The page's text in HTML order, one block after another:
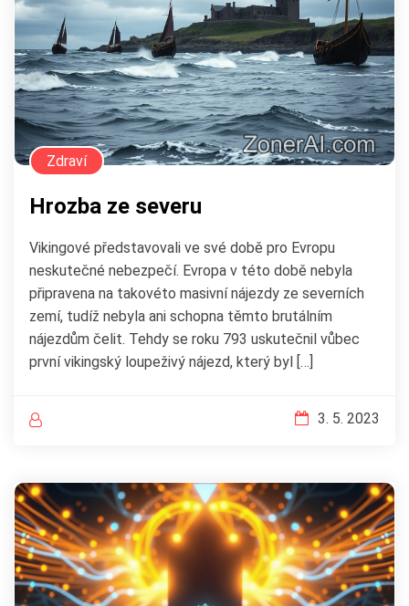
Zdraví
Hrozba ze severu
Vikingové představovali ve své době pro Evropu
neskutečné nebezpečí. Evropa v této době nebyla
připravena na takovéto masivní nájezdy ze severních
zemí, tudíž nebyla ani schopna těmto brutálním
nájezdům čelit. Tehdy se roku 793 uskutečnil vůbec
první vikingský loupeživý nájezd, který byl […]
3. 5. 2023